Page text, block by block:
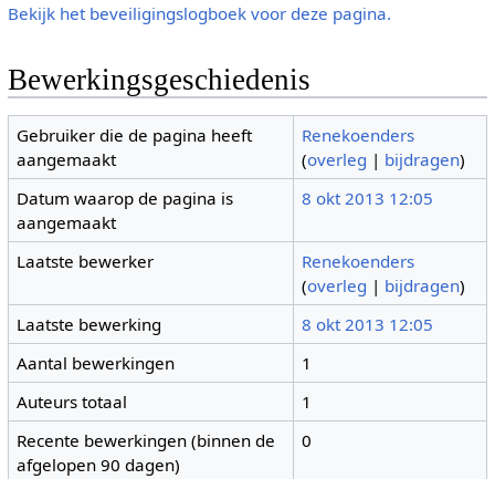
Bekijk het beveiligingslogboek voor deze pagina.
Bewerkingsgeschiedenis
Gebruiker die de pagina heeft
aangemaakt
Renekoenders
(overleg | bijdragen)
Datum waarop de pagina is
aangemaakt
8 okt 2013 12:05
Laatste bewerker
Renekoenders
(overleg | bijdragen)
Laatste bewerking
8 okt 2013 12:05
Aantal bewerkingen
1
Auteurs totaal
1
Recente bewerkingen (binnen de
afgelopen 90 dagen)
0